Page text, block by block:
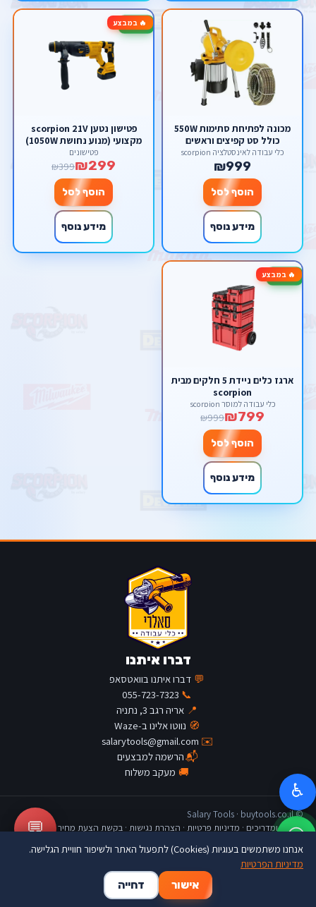
מכונה לפתיחת סתימות 550W
כולל סט קפיצים וראשים
כלי עבודה לאינסטלציה scorpion
₪999
הוסף לסל
מידע נוסף
🔥 במבצע-25%
פטישון נטען scorpion 21V
מקצועי (מנוע נחושת 1050W)
– קידוח עד 28 מ"מ, סט
סוללות 3.0Ah ומטען
פטישונים
₪299
₪399
הוסף לסל
מידע נוסף
🔥 במבצע-20%
ארגז כלים ניידת 5 חלקים מבית
scorpion
כלי עבודה למוסך scorpion
₪799
₪999
הוסף לסל
מידע נוסף
דברו איתנו
💬 דברו איתנו בוואטסאפ
📞
055-723-7323
📍 אריה רגב 3, נתניה
🧭 נווטו אלינו ב-Waze
✉️
salarytools@gmail.com
📬הרשמה למבצעים
🚚 מעקב משלוח
© Salary Tools · buytools.co.il
כתבות ומדריכים · מדיניות פרטיות · הצהרת נגישות · בקשת הצעת מחיר 💬
♿
🛒
סל קניות
אנחנו משתמשים בעוגיות (Cookies) לתפעול האתר ולשיפור חוויית הגלישה.
מדיניות הפרטיות
אישור
דחייה